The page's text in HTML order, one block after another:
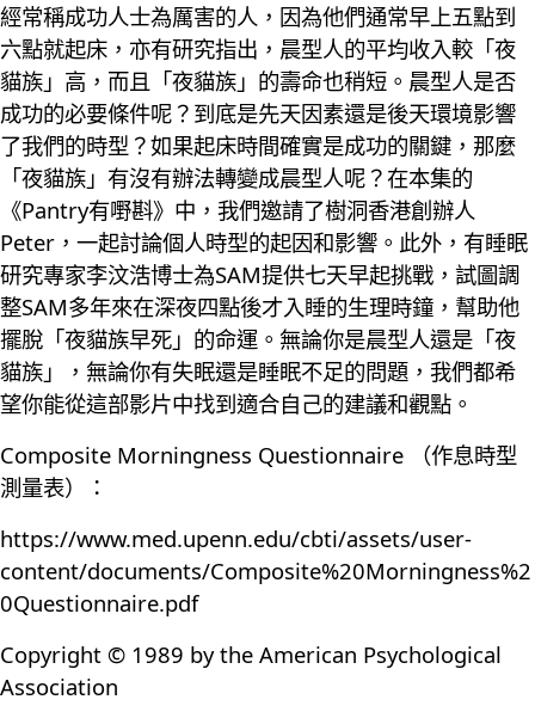
經常稱成功人士為厲害的人，因為他們通常早上五點到
六點就起床，亦有研究指出，晨型人的平均收入較「夜
貓族」高，而且「夜貓族」的壽命也稍短。晨型人是否
成功的必要條件呢？到底是先天因素還是後天環境影響
了我們的時型？如果起床時間確實是成功的關鍵，那麼
「夜貓族」有沒有辦法轉變成晨型人呢？在本集的
《Pantry有嘢斟》中，我們邀請了樹洞香港創辦人
Peter，一起討論個人時型的起因和影響。此外，有睡眠
研究專家李汶浩博士為SAM提供七天早起挑戰，試圖調
整SAM多年來在深夜四點後才入睡的生理時鐘，幫助他
擺脫「夜貓族早死」的命運。無論你是晨型人還是「夜
貓族」，無論你有失眠還是睡眠不足的問題，我們都希
望你能從這部影片中找到適合自己的建議和觀點。
Composite Morningness Questionnaire （作息時型
測量表）：
https://www.med.upenn.edu/cbti/assets/user-
content/documents/Composite%20Morningness%2
0Questionnaire.pdf
Copyright © 1989 by the American Psychological
Association